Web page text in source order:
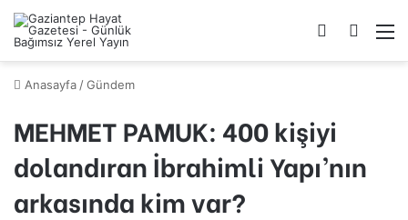
Arama
yap
Kayıt
Ol
Anasayfa /Gündem
MEHMET PAMUK: 400 kişiyi
dolandıran İbrahimli Yapı’nın
arkasında kim var?